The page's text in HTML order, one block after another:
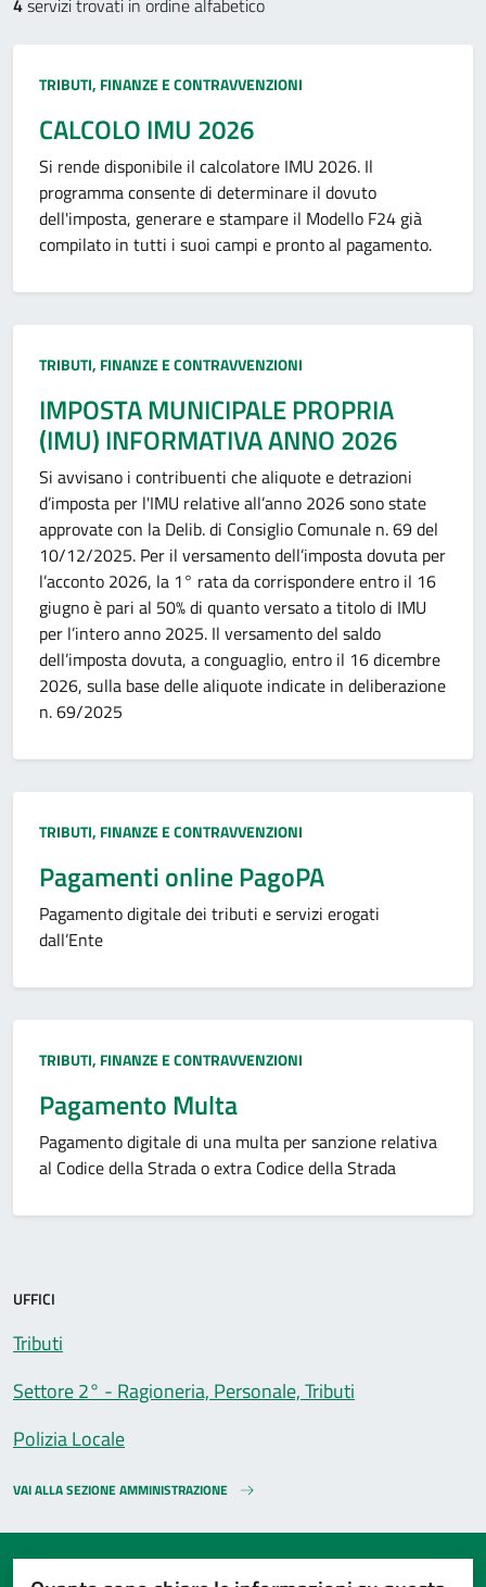
4servizi trovati in ordine alfabetico
Categoria:
TRIBUTI, FINANZE E CONTRAVVENZIONI
CALCOLO IMU 2026
Si rende disponibile il calcolatore IMU 2026. Il
programma consente di determinare il dovuto
dell'imposta, generare e stampare il Modello F24 già
compilato in tutti i suoi campi e pronto al pagamento.
Categoria:
TRIBUTI, FINANZE E CONTRAVVENZIONI
IMPOSTA MUNICIPALE PROPRIA
(IMU) INFORMATIVA ANNO 2026
Si avvisano i contribuenti che aliquote e detrazioni
d’imposta per l'IMU relative all’anno 2026 sono state
approvate con la Delib. di Consiglio Comunale n. 69 del
10/12/2025. Per il versamento dell’imposta dovuta per
l’acconto 2026, la 1° rata da corrispondere entro il 16
giugno è pari al 50% di quanto versato a titolo di IMU
per l’intero anno 2025. Il versamento del saldo
dell’imposta dovuta, a conguaglio, entro il 16 dicembre
2026, sulla base delle aliquote indicate in deliberazione
n. 69/2025
Categoria:
TRIBUTI, FINANZE E CONTRAVVENZIONI
Pagamenti online PagoPA
Pagamento digitale dei tributi e servizi erogati
dall’Ente
Categoria:
TRIBUTI, FINANZE E CONTRAVVENZIONI
Pagamento Multa
Pagamento digitale di una multa per sanzione relativa
al Codice della Strada o extra Codice della Strada
UFFICI
Tributi
Settore 2° - Ragioneria, Personale, Tributi
Polizia Locale
VAI ALLA SEZIONE AMMINISTRAZIONE